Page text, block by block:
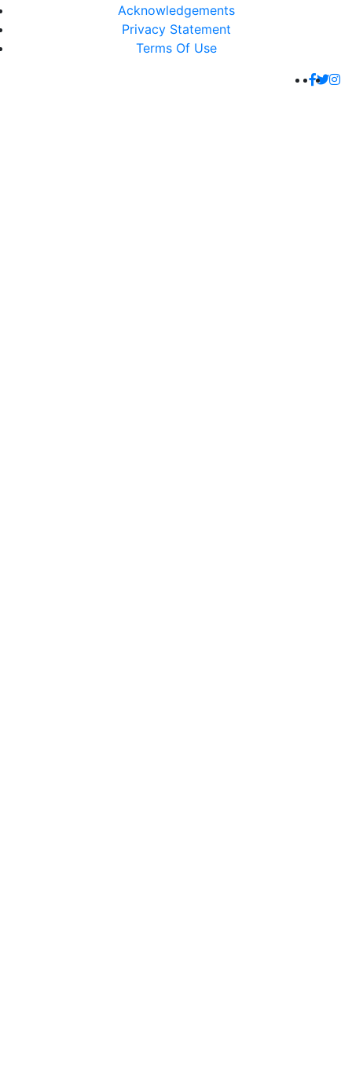
Acknowledgements
Privacy Statement
Terms Of Use